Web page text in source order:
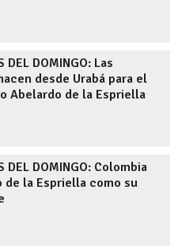
DEL DOMINGO: Las
desde Urabá para el
Abelardo de la Espriella
DEL DOMINGO: Colombia
de la Espriella como su